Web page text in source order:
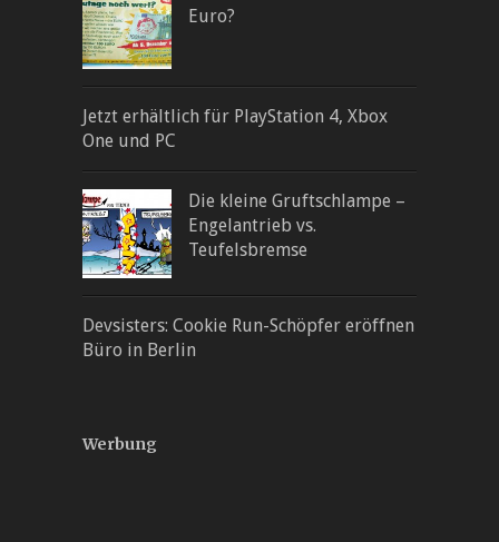
Euro?
Jetzt erhältlich für PlayStation 4, Xbox
One und PC
Die kleine Gruftschlampe –
Engelantrieb vs.
Teufelsbremse
Devsisters: Cookie Run-Schöpfer eröffnen
Büro in Berlin
Werbung